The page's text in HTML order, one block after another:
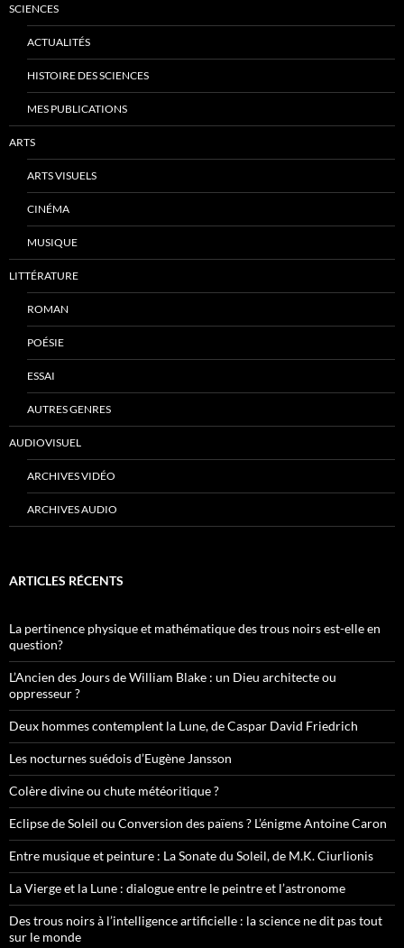
SCIENCES
ACTUALITÉS
HISTOIRE DES SCIENCES
MES PUBLICATIONS
ARTS
ARTS VISUELS
CINÉMA
MUSIQUE
LITTÉRATURE
ROMAN
POÉSIE
ESSAI
AUTRES GENRES
AUDIOVISUEL
ARCHIVES VIDÉO
ARCHIVES AUDIO
ARTICLES RÉCENTS
La pertinence physique et mathématique des trous noirs est-elle en
question?
L’Ancien des Jours de William Blake : un Dieu architecte ou
oppresseur ?
Deux hommes contemplent la Lune, de Caspar David Friedrich
Les nocturnes suédois d’Eugène Jansson
Colère divine ou chute météoritique ?
Eclipse de Soleil ou Conversion des païens ? L’énigme Antoine Caron
Entre musique et peinture : La Sonate du Soleil, de M.K. Ciurlionis
La Vierge et la Lune : dialogue entre le peintre et l’astronome
Des trous noirs à l’intelligence artificielle : la science ne dit pas tout
sur le monde